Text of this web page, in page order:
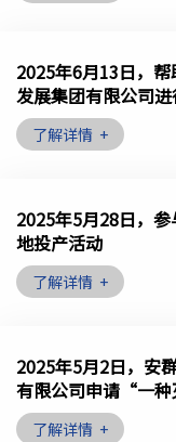
2025年6月13日，
发展集团有限公司
事故应急处置演练培训
了解详情 +
2025年5月28日，
地投产活动
了解详情 +
2025年5月2日，安
有限公司申请“一种
模块”专利证书成功
了解详情 +